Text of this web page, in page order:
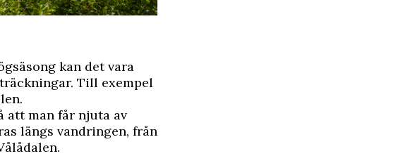
kan det vara
Till exempel
att man får njuta av
längs vandringen, från